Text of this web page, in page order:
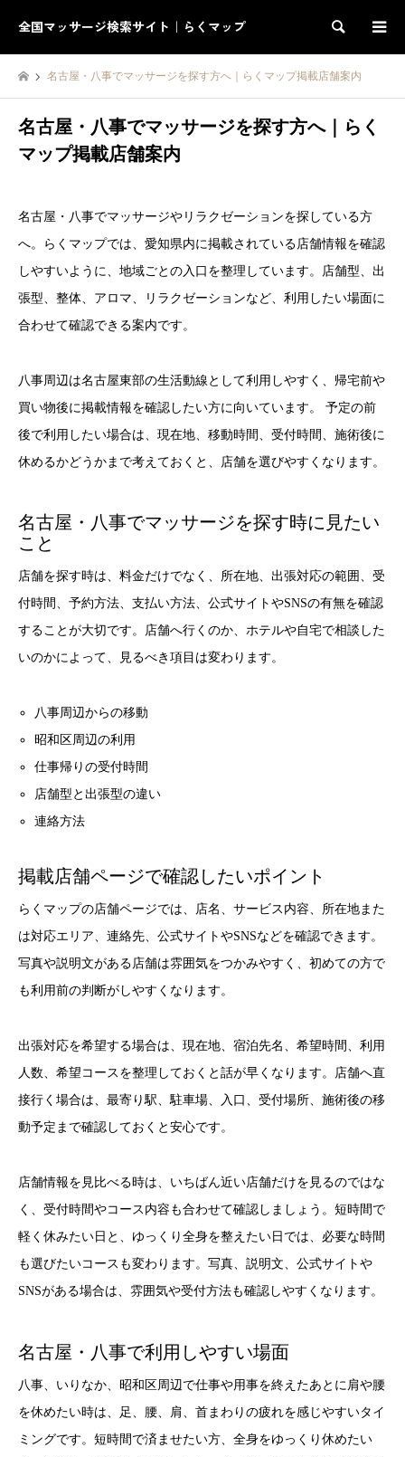
全国マッサージ検索サイト｜らくマップ 検索
名古屋・八事でマッサージを探す方へ｜らくマップ掲載店舗案内
名古屋・八事でマッサージを探す方へ｜らく
マップ掲載店舗案内
名古屋・八事でマッサージやリラクゼーションを探している方
へ。らくマップでは、愛知県内に掲載されている店舗情報を確認
しやすいように、地域ごとの入口を整理しています。店舗型、出
張型、整体、アロマ、リラクゼーションなど、利用したい場面に
合わせて確認できる案内です。
八事周辺は名古屋東部の生活動線として利用しやすく、帰宅前や
買い物後に掲載情報を確認したい方に向いています。 予定の前
後で利用したい場合は、現在地、移動時間、受付時間、施術後に
休めるかどうかまで考えておくと、店舗を選びやすくなります。
名古屋・八事でマッサージを探す時に見たい
こと
店舗を探す時は、料金だけでなく、所在地、出張対応の範囲、受
付時間、予約方法、支払い方法、公式サイトやSNSの有無を確認
することが大切です。店舗へ行くのか、ホテルや自宅で相談した
いのかによって、見るべき項目は変わります。
八事周辺からの移動
昭和区周辺の利用
仕事帰りの受付時間
店舗型と出張型の違い
連絡方法
掲載店舗ページで確認したいポイント
らくマップの店舗ページでは、店名、サービス内容、所在地また
は対応エリア、連絡先、公式サイトやSNSなどを確認できます。
写真や説明文がある店舗は雰囲気をつかみやすく、初めての方で
も利用前の判断がしやすくなります。
出張対応を希望する場合は、現在地、宿泊先名、希望時間、利用
人数、希望コースを整理しておくと話が早くなります。店舗へ直
接行く場合は、最寄り駅、駐車場、入口、受付場所、施術後の移
動予定まで確認しておくと安心です。
店舗情報を見比べる時は、いちばん近い店舗だけを見るのではな
く、受付時間やコース内容も合わせて確認しましょう。短時間で
軽く休みたい日と、ゆっくり全身を整えたい日では、必要な時間
も選びたいコースも変わります。写真、説明文、公式サイトや
SNSがある場合は、雰囲気や受付方法も確認しやすくなります。
名古屋・八事で利用しやすい場面
八事、いりなか、昭和区周辺で仕事や用事を終えたあとに肩や腰
を休めたい時は、足、腰、肩、首まわりの疲れを感じやすいタイ
ミングです。短時間で済ませたい方、全身をゆっくり休めたい